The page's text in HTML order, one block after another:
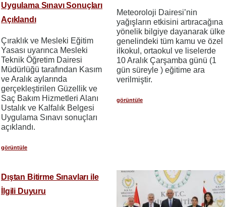
Uygulama Sınavı Sonuçları
Açıklandı
Çıraklık ve Mesleki Eğitim
Yasası uyarınca Mesleki
Teknik Öğretim Dairesi
Müdürlüğü tarafından Kasım
ve Aralık aylarında
gerçekleştirilen Güzellik ve
Saç Bakım Hizmetleri Alanı
Ustalık ve Kalfalık Belgesi
Uygulama Sınavı sonuçları
açıklandı.
görüntüle
Meteoroloji Dairesi’nin
yağışların etkisini artıracağına
yönelik bilgiye dayanarak ülke
genelindeki tüm kamu ve özel
ilkokul, ortaokul ve liselerde
10 Aralık Çarşamba günü (1
gün süreyle ) eğitime ara
verilmiştir.
görüntüle
Dıştan Bitirme Sınavları ile
İlgili Duyuru